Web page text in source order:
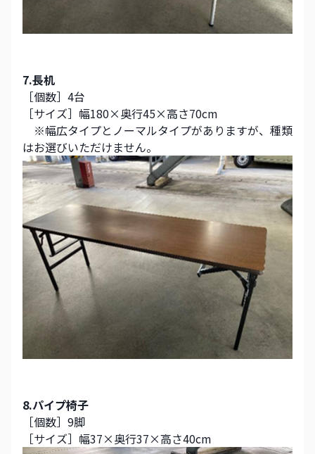
7.長机
［個数］4台
［サイズ］幅180×奥行45×高さ70cm
※幅広タイプとノーマルタイプがありますが、種類
はお選びいただけません。
8.パイプ椅子
［個数］9脚
［サイズ］幅37×奥行37×高さ40cm